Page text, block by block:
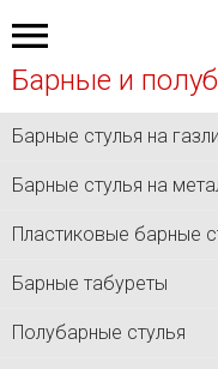
Барные и
Барные стулья на
Барные стулья на
Пластиковые барные
Барные табуреты
Полубарные стулья